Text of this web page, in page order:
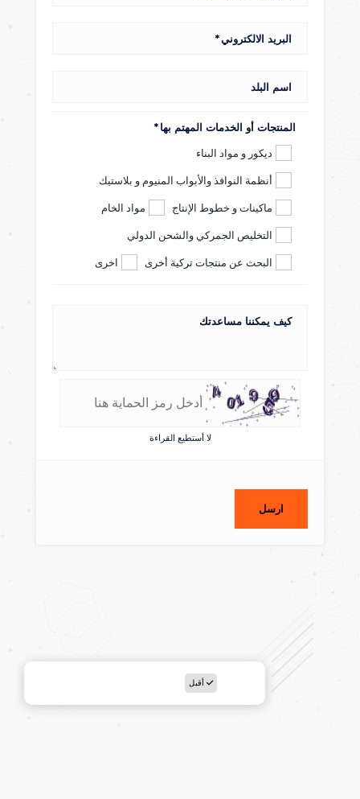
البريد الالكتروني
اسم البلد
المنتجات أو الخدمات المهتم بها
ديكور و مواد البناء
أنظمة النوافذ والأبواب المنيوم و بلاستيك
ماكينات و خطوط الإنتاج مواد الخام
التخليص الجمركي والشحن الدولي
البحث عن منتجات تركية أخرى اخرى
كيف يمكننا مساعدتك
لا أستطيع القراءة
ارسل
أقبل